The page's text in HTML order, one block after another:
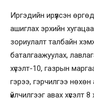
Иргэдийн ирүүлсэн
ашиглах эрхийн
зориулалт талбайн
баталгаажуулах,
хүсэлт-10, газрын
гэрээ, гэрчилгээ нөхөн
үйлчилгээг авах хүсэлт